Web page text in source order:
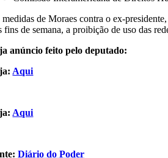
de Moraes contra o ex-
fins de semana, a proibição de uso das
anúncio feito pelo deputado:
Aqui
Aqui
Diário do Poder